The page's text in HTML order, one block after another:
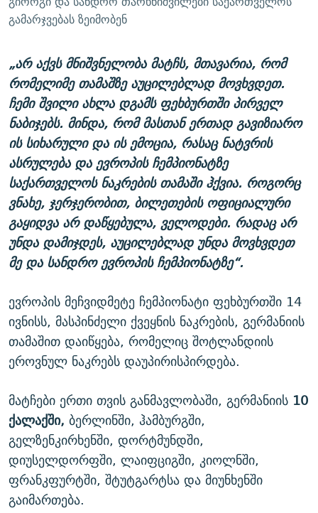
გამარჯვებას ზეიმობენ
„არ აქვს მნიშვნელობა მატჩს, მთავარია, რომ
რომელიმე თამაშზე აუცილებლად მოვხვდეთ.
ჩემი შვილი ახლა დგამს ფეხბურთში პირველ
ნაბიჯებს. მინდა, რომ მასთან ერთად გავიზიარო
ის სიხარული და ის ემოცია, რასაც ნატვრის
ასრულება და ევროპის ჩემპიონატზე
საქართველოს ნაკრების თამაში ჰქვია. როგორც
ვნახე, ჯერჯერობით, ბილეთების ოფიციალური
გაყიდვა არ დაწყებულა, ველოდები. რადაც არ
უნდა დამიჯდეს, აუცილებლად უნდა მოვხვდეთ
მე და სანდრო ევროპის ჩემპიონატზე“.
ევროპის მეჩვიდმეტე ჩემპიონატი ფეხბურთში 14
ივნისს, მასპინძელი ქვეყნის ნაკრების, გერმანიის
თამაშით დაიწყება, რომელიც შოტლანდიის
ეროვნულ ნაკრებს დაუპირისპირდება.
მატჩები ერთი თვის განმავლობაში, გერმანიის 10
ქალაქში, ბერლინში, ჰამბურგში,
გელზენკირხენში, დორტმუნდში,
დიუსელდორფში, ლაიფციგში, კიოლნში,
ფრანკფურტში, შტუტგარტსა და მიუნხენში
გაიმართება.